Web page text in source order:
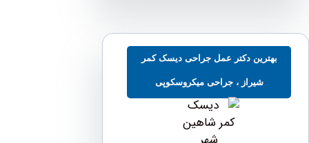
دکتر عمل جراحی دیسک کمر
شیراز ، جراحی میکروسکوپی